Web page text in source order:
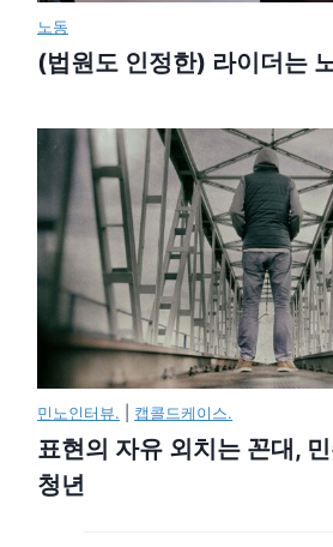
노동
(법원도 인정한) 라이더는
민노인터뷰. 캡콜드케이스.
표현의 자유 외치는 꼰대,
청년